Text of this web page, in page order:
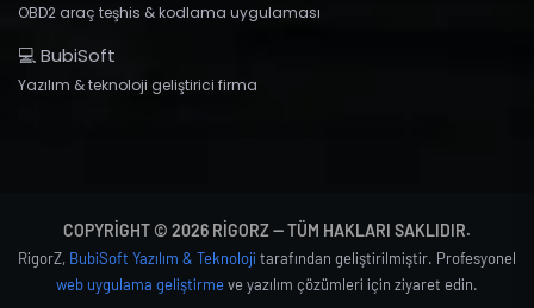
OBD2 araç teşhis & kodlama uygulaması
💻 BubiSoft
Yazılım & teknoloji geliştirici firma
COPYRIGHT © 2026 RIGORZ — TÜM HAKLARI SAKLIDIR.
RigorZ, BubiSoft Yazılım & Teknoloji tarafından geliştirilmiştir. Profesyonel
web uygulama geliştirmeve yazılım çözümleri için ziyaret edin.